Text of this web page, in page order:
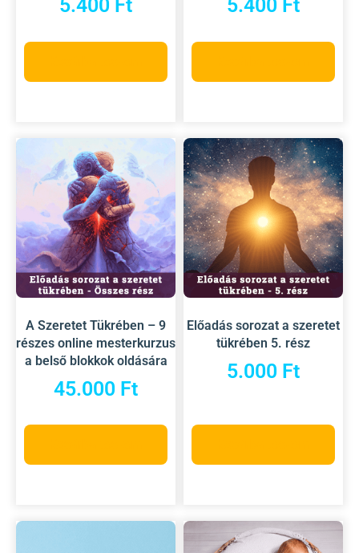
5.400 Ft 5.400 Ft
A Szeretet Tükrében – 9
részes online mesterkurzus
a belső blokkok oldására
45.000 Ft
Előadás sorozat a szeretet
tükrében 5. rész
5.000 Ft